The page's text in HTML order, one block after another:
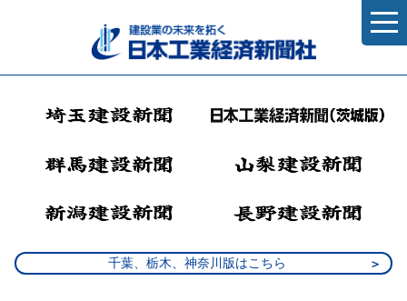
千葉、栃木、神奈川版はこちら